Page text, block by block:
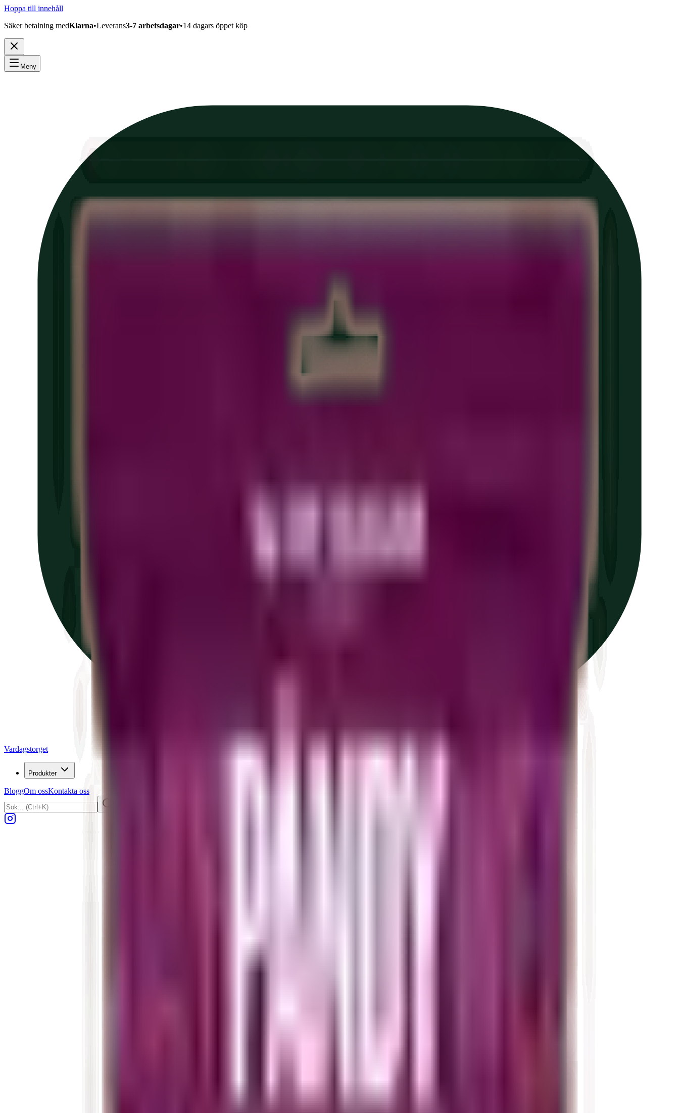
Hoppa till innehåll
Säker betalning medKlarna•Leverans3-7 arbetsdagar•14 dagars öppet köp
Meny
Vardagstorget
Produkter
BloggOm ossKontakta oss